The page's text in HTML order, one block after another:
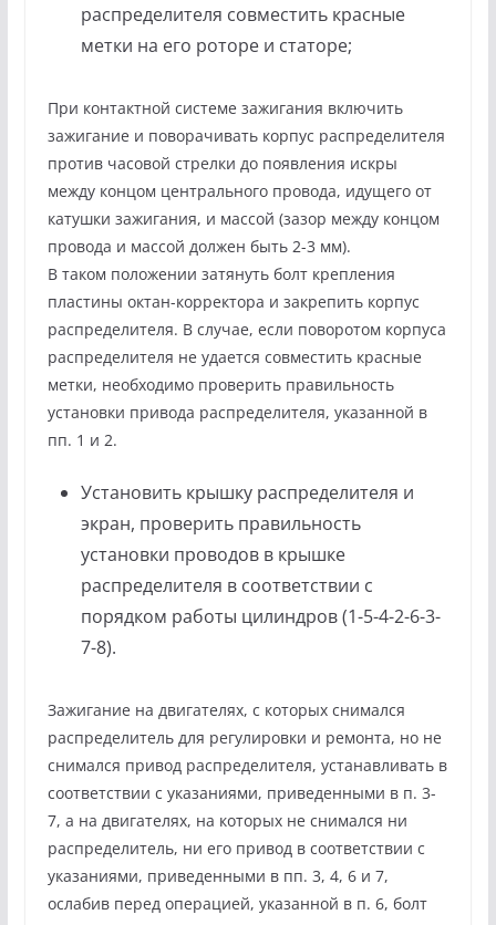
распределителя совместить красные
метки на его роторе и статоре;
При контактной системе зажигания включить
зажигание и поворачивать корпус распределителя
против часовой стрелки до появления искры
между концом центрального провода, идущего от
катушки зажигания, и массой (зазор между концом
провода и массой должен быть 2-3 мм).
В таком положении затянуть болт крепления
пластины октан-корректора и закрепить корпус
распределителя. В случае, если поворотом корпуса
распределителя не удается совместить красные
метки, необходимо проверить правильность
установки привода распределителя, указанной в
пп. 1 и 2.
Установить крышку распределителя и
экран, проверить правильность
установки проводов в крышке
распределителя в соответствии с
порядком работы цилиндров (1-5-4-2-6-3-
7-8).
Зажигание на двигателях, с которых снимался
распределитель для регулировки и ремонта, но не
снимался привод распределителя, устанавливать в
соответствии с указаниями, приведенными в п. 3-
7, а на двигателях, на которых не снимался ни
распределитель, ни его привод в соответствии с
указаниями, приведенными в пп. 3, 4, 6 и 7,
ослабив перед операцией, указанной в п. 6, болт